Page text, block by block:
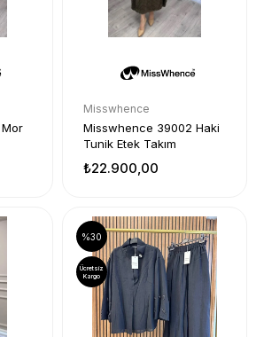
Misswhence
Misswhence 39002 Haki
Tunik Etek Takım
₺22.900,00
%30
Ücretsiz
Kargo